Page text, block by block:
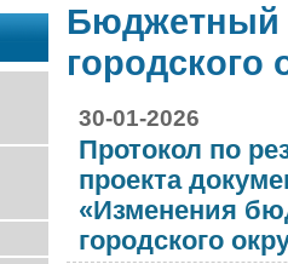
Бюджетный
городского
30-01-2026
Протокол по
проекта
«Изменения
городского